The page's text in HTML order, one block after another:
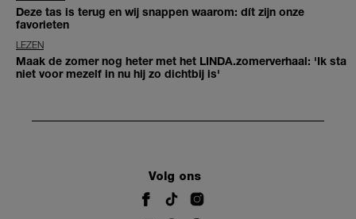
Deze tas is terug en wij snappen waarom: dít zijn onze
favorieten
LEZEN
Maak de zomer nog heter met het LINDA.zomerverhaal: 'Ik sta
niet voor mezelf in nu hij zo dichtbij is'
Volg ons